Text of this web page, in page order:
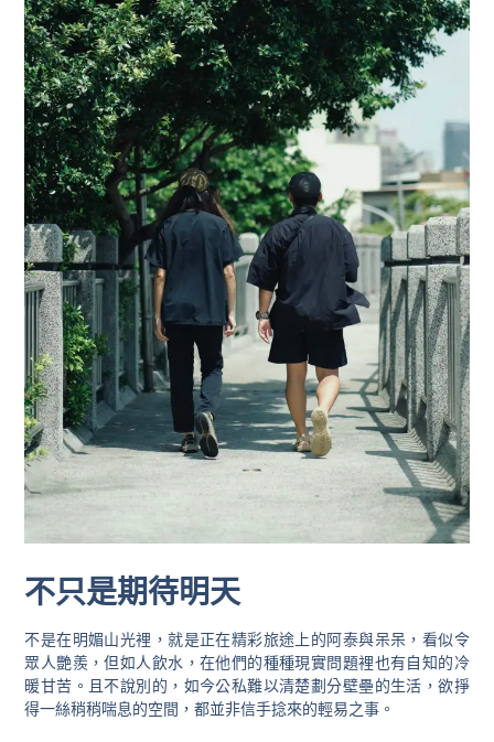
不只是期待明天
不是在明媚山光裡，就是正在精彩旅途上的阿泰與呆呆，看似令
眾人艷羨，但如人飲水，在他們的種種現實問題裡也有自知的冷
暖甘苦。且不說別的，如今公私難以清楚劃分壁壘的生活，欲掙
得一絲稍稍喘息的空間，都並非信手捻來的輕易之事。